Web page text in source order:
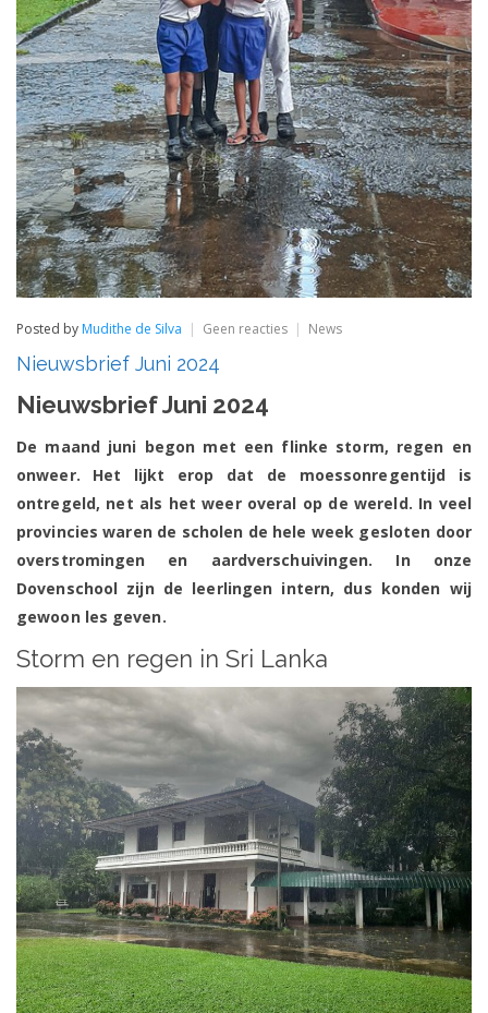
Posted by Mudithe de Silva Geen reactiesop News
Nieuwsbrief Juni 2024
Nieuwsbrief Juni 2024
De maand juni begon met een flinke storm, regen en
onweer. Het lijkt erop dat de moessonregentijd is
ontregeld, net als het weer overal op de wereld. In veel
provincies waren de scholen de hele week gesloten door
overstromingen en aardverschuivingen. In onze
Dovenschool zijn de leerlingen intern, dus konden wij
gewoon les geven.
Storm en regen in Sri Lanka